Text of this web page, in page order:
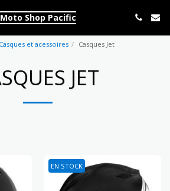
Moto Shop Pacific
Casques et acessoires Casques Jet
JET
EN STOCK